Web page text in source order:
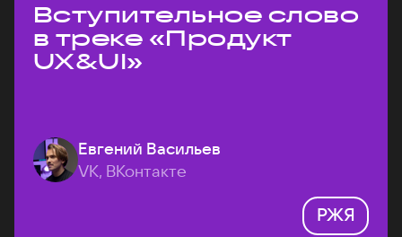
Вступительное слово
в треке «Продукт
UX&UI»
Евгений Васильев
VK, ВКонтакте
РЖЯ